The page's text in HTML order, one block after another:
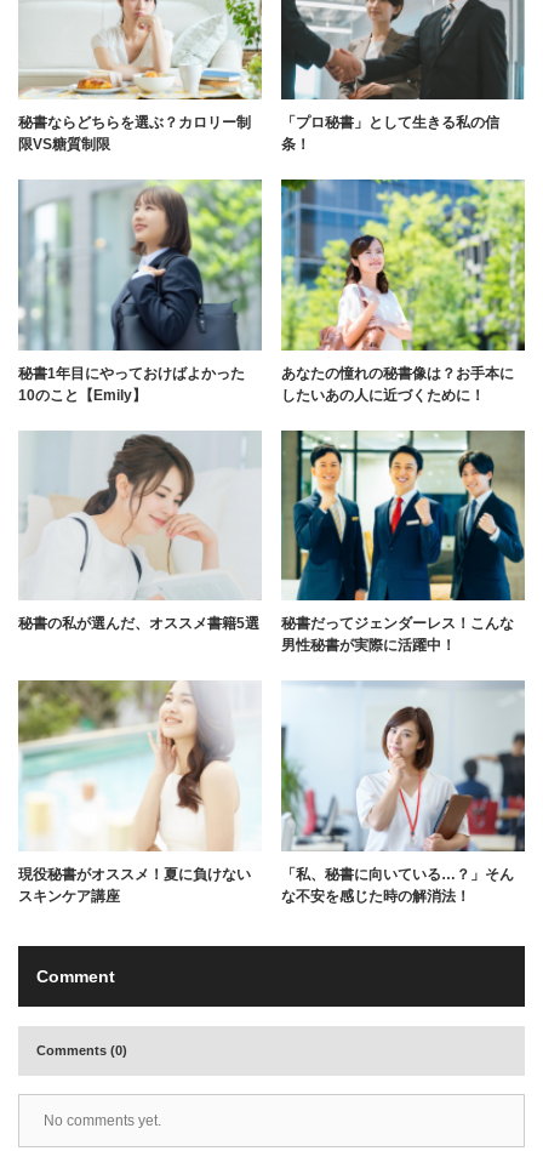
秘書ならどちらを選ぶ？カロリー制
限VS糖質制限
「プロ秘書」として生きる私の信
条！
秘書1年目にやっておけばよかった
10のこと【Emily】
あなたの憧れの秘書像は？お手本に
したいあの人に近づくために！
秘書の私が選んだ、オススメ書籍5選
秘書だってジェンダーレス！こんな
男性秘書が実際に活躍中！
現役秘書がオススメ！夏に負けない
スキンケア講座
「私、秘書に向いている…？」そん
な不安を感じた時の解消法！
Comment
Comments (0)
No comments yet.